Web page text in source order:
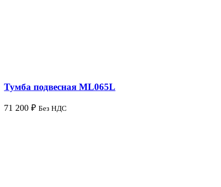
Тумба подвесная ML065L
71 200 ₽ Без НДС